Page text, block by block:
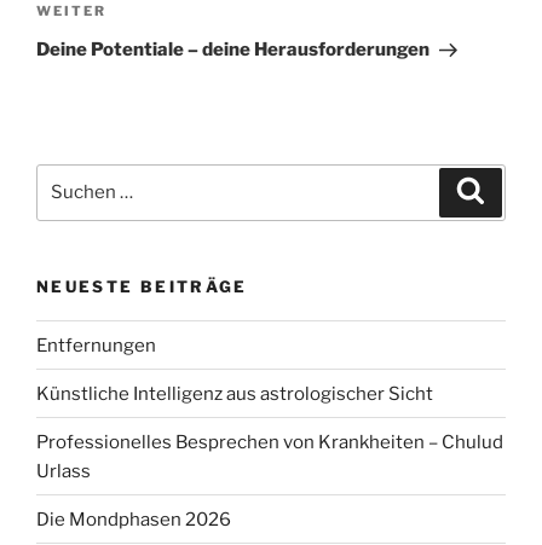
Nächster
Beitrag
WEITER
Deine Potentiale – deine Herausforderungen
nach:
NEUESTE BEITRÄGE
Entfernungen
Künstliche Intelligenz aus astrologischer Sicht
Professionelles Besprechen von Krankheiten – Chulud
Urlass
Die Mondphasen 2026